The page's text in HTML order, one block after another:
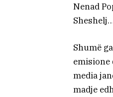
Nenad
Shumë
emisione
media
madje